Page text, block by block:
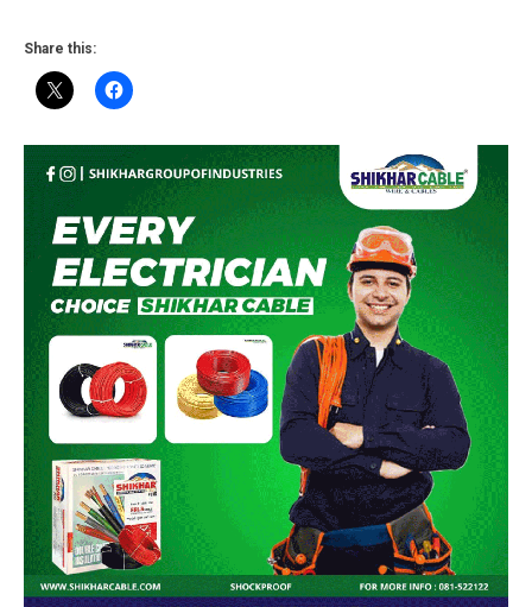
Share this: